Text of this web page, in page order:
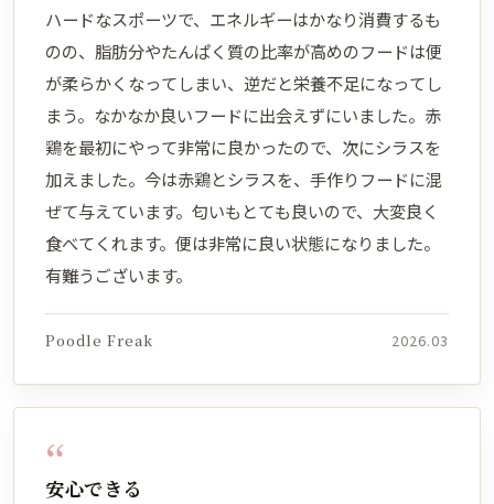
ハードなスポーツで、エネルギーはかなり消費するも
のの、脂肪分やたんぱく質の比率が高めのフードは便
が柔らかくなってしまい、逆だと栄養不足になってし
まう。なかなか良いフードに出会えずにいました。赤
鶏を最初にやって非常に良かったので、次にシラスを
加えました。今は赤鶏とシラスを、手作りフードに混
ぜて与えています。匂いもとても良いので、大変良く
食べてくれます。便は非常に良い状態になりました。
有難うございます。
Poodle Freak 2026.03
“
安心できる